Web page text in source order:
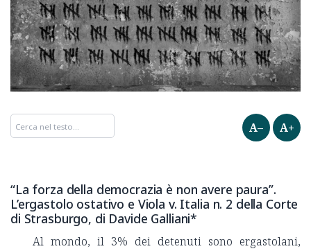
A– A+
“La forza della democrazia è non avere paura”.
L’ergastolo ostativo e Viola v. Italia n. 2 della Corte
di Strasburgo, di Davide Galliani*
Al mondo, il 3% dei detenuti sono ergastolani,